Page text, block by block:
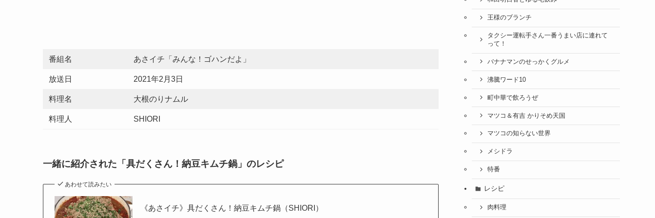
番組名 あさイチ「みんな！ゴハンだよ」
放送日 2021年2月3日
料理名 大根のりナムル
料理人 SHIORI
一緒に紹介された「具だくさん！納豆キムチ鍋」のレシピ
あわせて読みたい
《あさイチ》具だくさん！納豆キムチ鍋（SHIORI）
王様のブランチ
タクシー運転手さん一番うまい店に連れて
って！
バナナマンのせっかくグルメ
沸騰ワード10
町中華で飲ろうぜ
マツコ＆有吉 かりそめ天国
マツコの知らない世界
メシドラ
特番
レシピ
肉料理